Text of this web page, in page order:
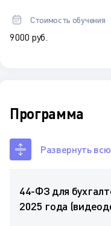
Стоимость обучения
9 000 руб.
Программа
Развернуть
44-ФЗ для
2025 года